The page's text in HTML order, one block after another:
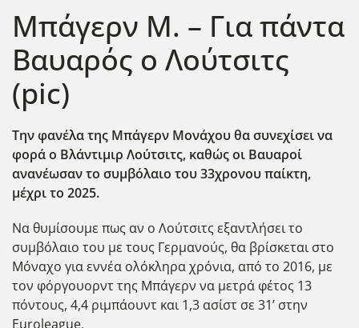
Μπάγερν Μ. – Για πάντα
Βαυαρός ο Λούτσιτς
(pic)
Την φανέλα της Μπάγερν Μονάχου θα συνεχίσει να
φορά ο Βλάντιμιρ Λούτσιτς, καθώς οι Βαυαροί
ανανέωσαν το συμβόλαιο του 33χρονου παίκτη,
μέχρι το 2025.
Να θυμίσουμε πως αν ο Λούτσιτς εξαντλήσει το
συμβόλαιο του με τους Γερμανούς, θα βρίσκεται στο
Μόναχο για εννέα ολόκληρα χρόνια, από το 2016, με
τον φόργουορντ της Μπάγερν να μετρά φέτος 13
πόντους, 4,4 ριμπάουντ και 1,3 ασίστ σε 31’ στην
Euroleague.